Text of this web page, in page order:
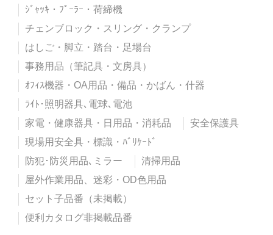
ｼﾞｬｯｷ・ﾌﾟｰﾗｰ・荷締機
チェンブロック・スリング・クランプ
はしご・脚立・踏台・足場台
事務用品（筆記具・文房具）
ｵﾌｨｽ機器・OA用品・備品・かばん・什器
ﾗｲﾄ･照明器具､電球､電池
家電・健康器具・日用品・消耗品
安全保護具
現場用安全具・標識・ﾊﾞﾘｹｰﾄﾞ
防犯･防災用品､ミラー
清掃用品
屋外作業用品、迷彩・OD色用品
セット子品番（未掲載）
便利カタログ非掲載品番